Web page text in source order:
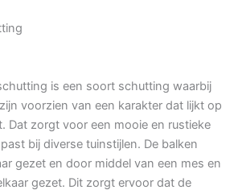
is een soort schutting waarbij
voorzien van een karakter dat lijkt op
Dat zorgt voor een mooie en rustieke
bij diverse tuinstijlen. De balken
gezet en door middel van een mes en
gezet. Dit zorgt ervoor dat de